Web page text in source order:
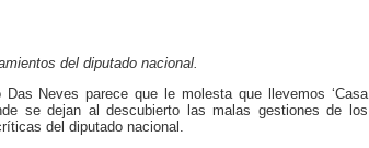
del diputado nacional.
Neves parece que le molesta que llevemos ‘Casa
se dejan al descubierto las malas gestiones de los
del diputado nacional.